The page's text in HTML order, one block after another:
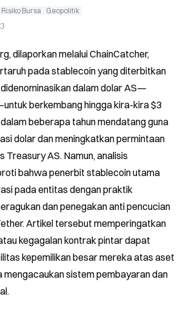
Risiko Bursa Geopolitik
dilaporkan melalui ChainCatcher,
pada stablecoin yang diterbitkan
dalam dolar AS—
berkembang hingga kira-kira $3
beberapa tahun mendatang guna
dolar dan meningkatkan permintaan
Treasury AS. Namun, analisis
bahwa penerbit stablecoin utama
pada entitas dengan praktik
dan penegakan anti pencucian
Artikel tersebut memperingatkan
kegagalan kontrak pintar dapat
kepemilikan besar mereka atas aset
mengacaukan sistem pembayaran dan